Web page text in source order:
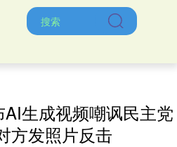
生成视频嘲讽民主党
方发照片反击